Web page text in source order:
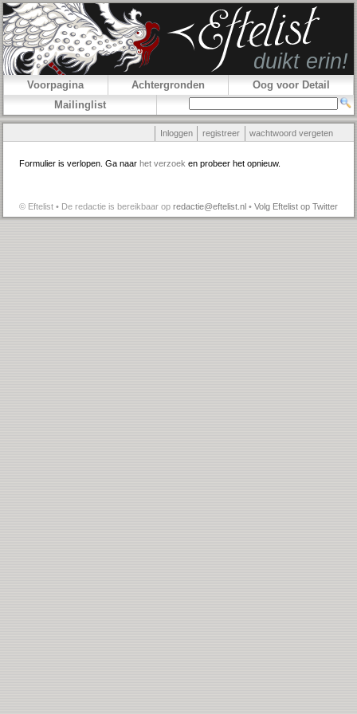
Voorpagina Achtergronden
Oog voor Detail
Mailinglist
Inloggen registreer wachtwoord vergeten
Formulier is verlopen. Ga naar het verzoek en probeer het opnieuw.
© Eftelist • De redactie is bereikbaar op redactie@eftelist.nl • Volg Eftelist op Twitter